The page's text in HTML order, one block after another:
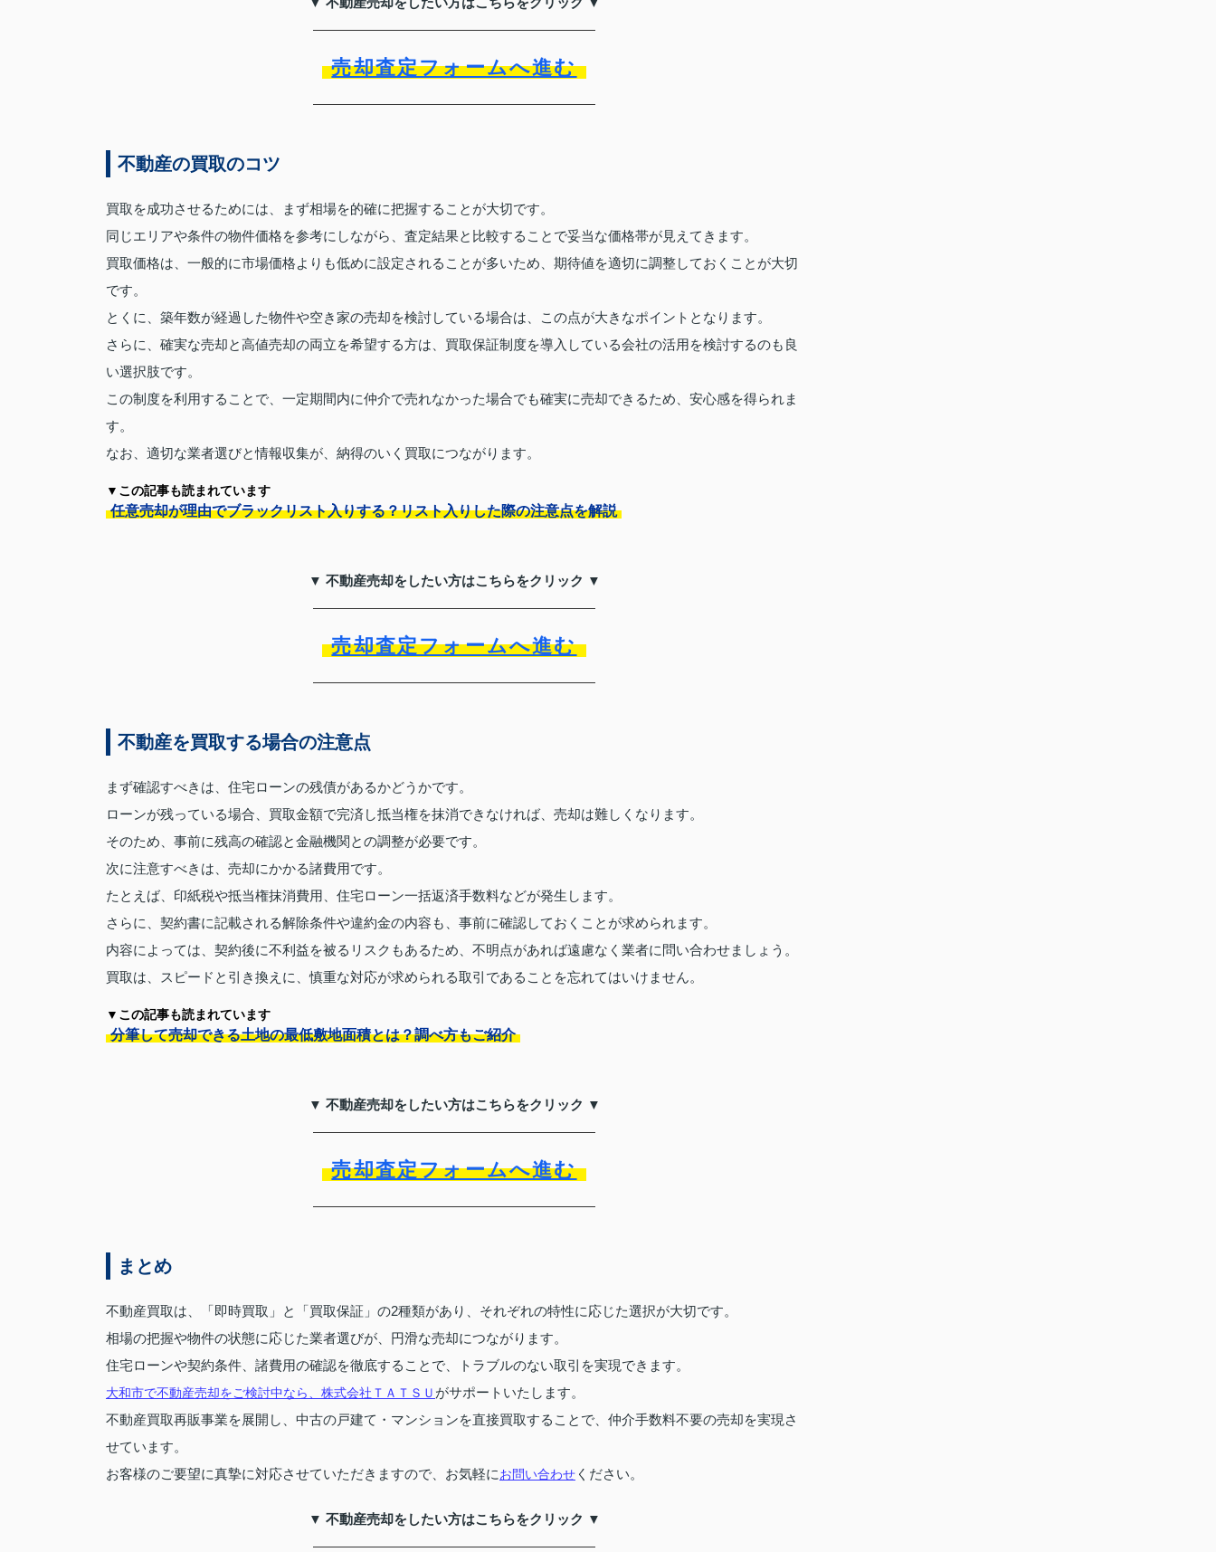
売却査定フォームへ進む
不動産の買取のコツ
買取を成功させるためには、まず相場を的確に把握することが大切です。
同じエリアや条件の物件価格を参考にしながら、査定結果と比較することで妥当な価格帯が見えてきます。
買取価格は、一般的に市場価格よりも低めに設定されることが多いため、期待値を適切に調整しておくことが大切
です。
とくに、築年数が経過した物件や空き家の売却を検討している場合は、この点が大きなポイントとなります。
さらに、確実な売却と高値売却の両立を希望する方は、買取保証制度を導入している会社の活用を検討するのも良
い選択肢です。
この制度を利用することで、一定期間内に仲介で売れなかった場合でも確実に売却できるため、安心感を得られま
す。
なお、適切な業者選びと情報収集が、納得のいく買取につながります。
▼この記事も読まれています
任意売却が理由でブラックリスト入りする？リスト入りした際の注意点を解説
▼ 不動産売却をしたい方はこちらをクリック ▼
売却査定フォームへ進む
不動産を買取する場合の注意点
まず確認すべきは、住宅ローンの残債があるかどうかです。
ローンが残っている場合、買取金額で完済し抵当権を抹消できなければ、売却は難しくなります。
そのため、事前に残高の確認と金融機関との調整が必要です。
次に注意すべきは、売却にかかる諸費用です。
たとえば、印紙税や抵当権抹消費用、住宅ローン一括返済手数料などが発生します。
さらに、契約書に記載される解除条件や違約金の内容も、事前に確認しておくことが求められます。
内容によっては、契約後に不利益を被るリスクもあるため、不明点があれば遠慮なく業者に問い合わせましょう。
買取は、スピードと引き換えに、慎重な対応が求められる取引であることを忘れてはいけません。
▼この記事も読まれています
分筆して売却できる土地の最低敷地面積とは？調べ方もご紹介
▼ 不動産売却をしたい方はこちらをクリック ▼
売却査定フォームへ進む
まとめ
不動産買取は、「即時買取」と「買取保証」の2種類があり、それぞれの特性に応じた選択が大切です。
相場の把握や物件の状態に応じた業者選びが、円滑な売却につながります。
住宅ローンや契約条件、諸費用の確認を徹底することで、トラブルのない取引を実現できます。
大和市で不動産売却をご検討中なら、株式会社ＴＡＴＳＵ がサポートいたします。
不動産買取再販事業を展開し、中古の戸建て・マンションを直接買取することで、仲介手数料不要の売却を実現さ
せています。
お客様のご要望に真摯に対応させていただきますので、お気軽にお問い合わせ ください。
▼ 不動産売却をしたい方はこちらをクリック ▼